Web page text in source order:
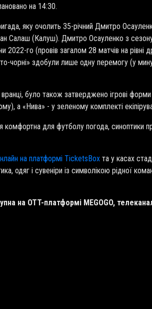
на 14:30.
яку очолить 35-річний Дмитро
Салаш (Калуш). Дмитро Осауленко з
го (провів загалом 28 матчів на рівні
чорні» здобули лише одну перемогу (у
вранці, було також затверджено ігрові
а «Нива» - у зеленому комплекті
комфортна для футболу погода, синоптики
на платформі TicketsBox та у касах
одяг і сувеніри із символікою рідної
на OTT-платформі MEGOGO,